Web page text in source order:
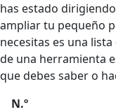
has estado
ampliar tu pequeño
necesitas es una
de una herramienta
que debes saber o
N.º